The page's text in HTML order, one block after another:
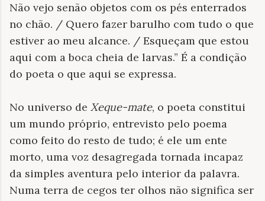
Não vejo senão objetos com os pés enterrados
no chão. / Quero fazer barulho com tudo o que
estiver ao meu alcance. / Esqueçam que estou
aqui com a boca cheia de larvas.” É a condição
do poeta o que aqui se expressa.
No universo de Xeque-mate, o poeta constitui
um mundo próprio, entrevisto pelo poema
como feito do resto de tudo; é ele um ente
morto, uma voz desagregada tornada incapaz
da simples aventura pelo interior da palavra.
Numa terra de cegos ter olhos não significa ser